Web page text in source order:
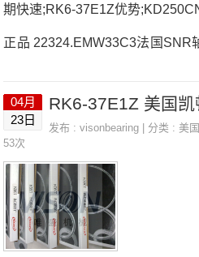
期快速;RK6-37E1Z优势
正品 22324.EMW33C3法国SNR
XC3法国SNR轴承3316参数
荐：3316，FCB22428H RK6-
热销品牌推荐：
价格,3316采购HK5025法国
法国SNR轴
04月
23日
发布 :visonbearing | 分类 :美
53次